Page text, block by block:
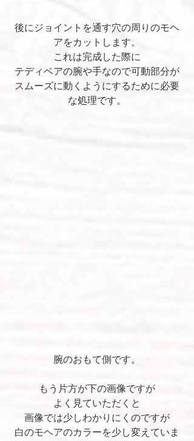
後にジョイントを通す穴の周りのモヘ
アをカットします。
これは完成した際に
テディベアの腕や手なので可動部分が
スムーズに動くようにするために必要
な処理です。
腕のおもて側です。
もう片方が下の画像ですが
よく見ていただくと
画像では少しわかりにくのですが
白のモヘアのカラーを少し変えていま